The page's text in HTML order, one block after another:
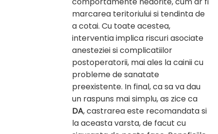
marcarea teritoriului si tendinta de
a cotai. Cu toate acestea,
interventia implica riscuri asociate
anesteziei si complicatiilor
postoperatorii, mai ales la cainii cu
probleme de sanatate
preexistente. In final, ca sa va dau
un raspuns mai simplu, as zice ca
DA, castrarea este recomandata si
la aceasta varsta, de facut cu